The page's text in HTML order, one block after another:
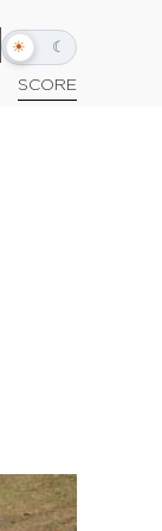
☀ ☾
Alternar
escuro
SCORE